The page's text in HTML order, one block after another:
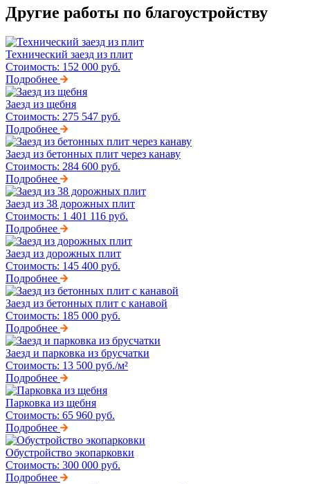
Другие работы по благоустройству
Технический заезд из плит
Стоимость: 152 000 руб.
Подробнее
Заезд из щебня
Стоимость: 275 547 руб.
Подробнее
Заезд из бетонных плит через канаву
Стоимость: 284 600 руб.
Подробнее
Заезд из 38 дорожных плит
Стоимость: 1 401 116 руб.
Подробнее
Заезд из дорожных плит
Стоимость: 145 400 руб.
Подробнее
Заезд из бетонных плит с канавой
Стоимость: 185 000 руб.
Подробнее
Заезд и парковка из брусчатки
Стоимость: 13 500 руб./м²
Подробнее
Парковка из щебня
Стоимость: 65 960 руб.
Подробнее
Обустройство экопарковки
Стоимость: 300 000 руб.
Подробнее